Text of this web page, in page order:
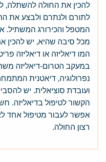
להכין את החולה להשתלה,
לתורם ולנתרם ולבצע את
המטפל והכירורג
מכל סיבה שהיא, יש להכין
המו דיאליזה או דיאליזה
במעקב הטרום-דיאליזה
נפרולוגיה, דיאטנית
ועובדת סוציאלית. יש
הקשור לטיפול בדיאליזה.
אפשר לעבור מטיפול אחד
רצון החולה.